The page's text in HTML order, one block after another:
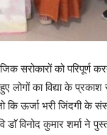
सरोकारों को परिपूर्ण
का विद्या के प्रकाश
ऊर्जा भरी जिंदगी के
डाॅ विनोद कुमार शर्मा ने